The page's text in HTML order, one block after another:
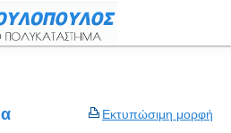
Εκτυπώσιμη μορφή